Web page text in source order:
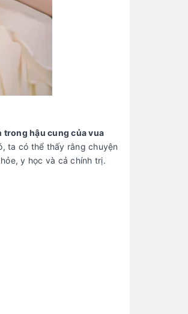
trong hậu cung của vua
ta có thể thấy rằng chuyện
y học và cả chính trị.